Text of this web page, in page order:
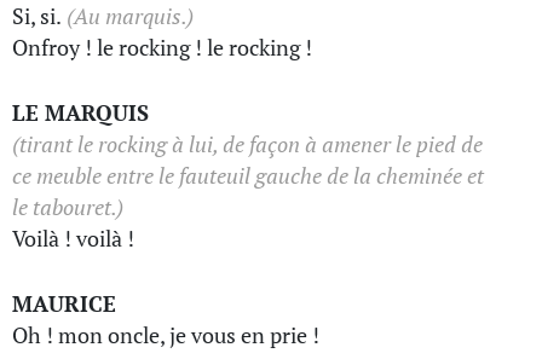
Si, si. (Au marquis.)
Onfroy ! le rocking ! le rocking !
LE MARQUIS
(tirant le rocking à lui, de façon à amener le pied de
ce meuble entre le fauteuil gauche de la cheminée et
le tabouret.)
Voilà ! voilà !
MAURICE
Oh ! mon oncle, je vous en prie !